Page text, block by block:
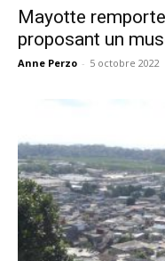
Mayotte
proposant un
Anne Perzo - 5 octobre 2022